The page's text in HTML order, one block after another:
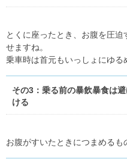
とくに座ったとき、お腹を圧
せますね。
乗車時は首元もいっしょにゆる
その3：乗る前の暴飲暴食は
ける
お腹がすいたときにつまめるも